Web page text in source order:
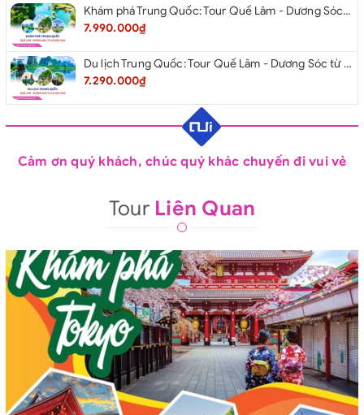
Khám phá Trung Quốc: Tour Quế Lâm - Dương Sóc từ Hà Nội 2026
7.990.000₫
Du lịch Trung Quốc: Tour Quế Lâm - Dương Sóc từ Hà Nội 2026
7.290.000₫
Cảm ơn quý khách, chúc quý khác chuyến đi vui vẻ
Tour Liên Quan